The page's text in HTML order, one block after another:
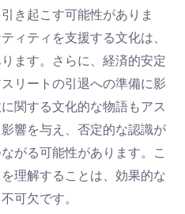
き起こす可能性がありま
ィティを支援する文化は、
ます。さらに、経済的安定
リートの引退への準備に影
関する文化的な物語もアス
響を与え、否定的な認識が
がる可能性があります。こ
理解することは、効果的な
可欠です。